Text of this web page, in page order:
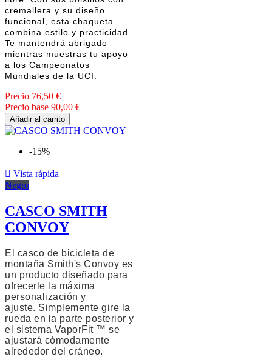
cremallera y su diseño
funcional, esta chaqueta
combina estilo y practicidad.
Te mantendrá abrigado
mientras muestras tu apoyo
a los Campeonatos
Mundiales de la UCI.
Precio 76,50 €
Precio base 90,00 €
Añadir al carrito
-15%
 Vista rápida
Negro
CASCO SMITH
CONVOY
El casco de bicicleta de
montaña Smith's Convoy es
un producto diseñado para
ofrecerle la máxima
personalización y
ajuste. Simplemente gire la
rueda en la parte posterior y
el sistema VaporFit ™ se
ajustará cómodamente
alrededor del cráneo.